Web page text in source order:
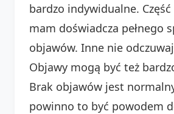
bardzo indywidualne. Część
mam doświadcza pełnego
objawów. Inne nie
Objawy mogą być też
Brak objawów jest
powinno to być powodem